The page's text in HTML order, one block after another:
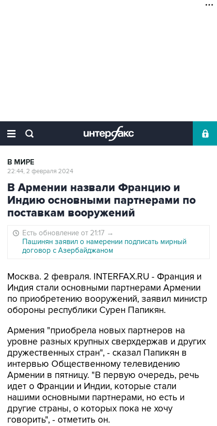
В МИРЕ
22:44, 2 февраля 2024
В Армении назвали Францию и
Индию основными партнерами по
поставкам вооружений
Есть обновление от 21:17 →
Пашинян заявил о намерении подписать мирный
договор с Азербайджаном
Москва. 2 февраля. INTERFAX.RU - Франция и
Индия стали основными партнерами Армении
по приобретению вооружений, заявил министр
обороны республики Сурен Папикян.
Армения "приобрела новых партнеров на
уровне разных крупных сверхдержав и других
дружественных стран", - сказал Папикян в
интервью Общественному телевидению
Армении в пятницу. "В первую очередь, речь
идет о Франции и Индии, которые стали
нашими основными партнерами, но есть и
другие страны, о которых пока не хочу
говорить", - отметить он.